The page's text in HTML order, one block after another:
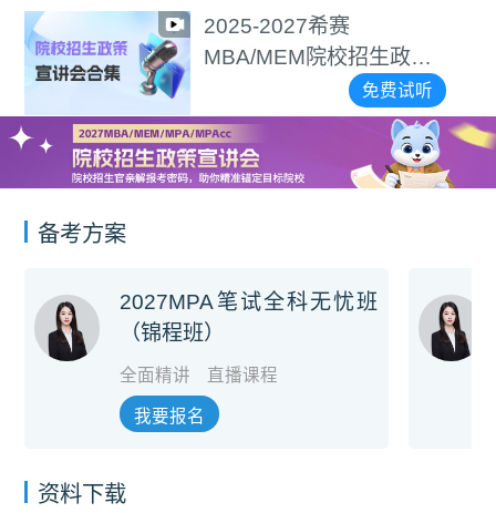
2025-2027希赛
MBA/MEM院校招生政策
免费试听
备考方案
2027MPA笔试全科无忧班
（锦程班）
全面精讲 直播课程
我要报名
资料下载